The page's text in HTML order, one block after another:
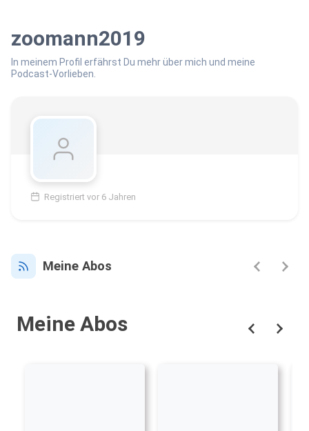
zoomann2019
In meinem Profil erfährst Du mehr über mich und meine
Podcast-Vorlieben.
Registriert vor 6 Jahren
Meine Abos
Meine Abos